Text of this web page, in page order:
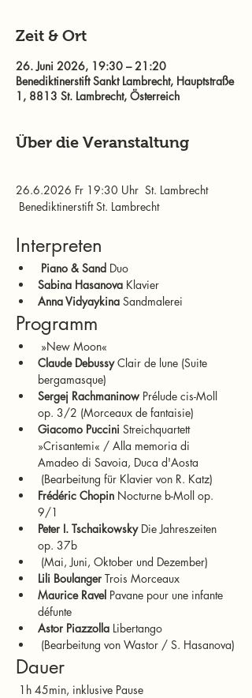
Zeit & Ort
26. Juni 2026, 19:30 – 21:20
Benediktinerstift Sankt Lambrecht, Hauptstraße
1, 8813 St. Lambrecht, Österreich
Über die Veranstaltung
26.6.2026 Fr 19:30 Uhr  St. Lambrecht
Benediktinerstift St. Lambrecht
Interpreten
Piano & Sand Duo
Sabina Hasanova Klavier
Anna Vidyaykina Sandmalerei
Programm
»New Moon«
Claude Debussy Clair de lune (Suite
bergamasque)
Sergej Rachmaninow Prélude cis-Moll
op. 3/2 (Morceaux de fantaisie)
Giacomo Puccini Streichquartett
»Crisantemi« / Alla memoria di
Amadeo di Savoia, Duca d'Aosta
(Bearbeitung für Klavier von R. Katz)
Frédéric Chopin Nocturne b-Moll op.
9/1
Peter I. Tschaikowsky Die Jahreszeiten
op. 37b
(Mai, Juni, Oktober und Dezember)
Lili Boulanger Trois Morceaux
Maurice Ravel Pavane pour une infante
défunte
Astor Piazzolla Libertango
(Bearbeitung von Wastor / S. Hasanova)
Dauer
1h 45min, inklusive Pause